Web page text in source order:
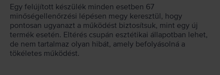
Egy felújított készülék minden esetben 67
minőségellenőrzési lépésen megy keresztül, hogy
pontosan ugyanazt a működést biztosítsuk, mint egy új
termék esetén. Eltérés csupán esztétikai állapotban lehet,
de nem tartalmaz olyan hibát, amely befolyásolná a
tökéletes működést.